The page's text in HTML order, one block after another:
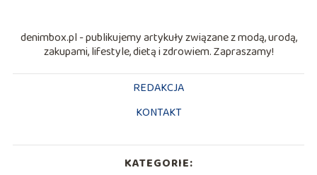
denimbox.pl - publikujemy artykuły związane z modą, urodą,
zakupami, lifestyle, dietą i zdrowiem. Zapraszamy!
REDAKCJA
KONTAKT
KATEGORIE: